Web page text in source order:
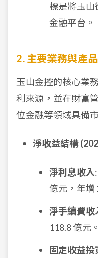
標是將玉
金融平台。
2. 主要業務與產
玉山金控的核心業
利來源，並在財富
位金融等領域具備
淨收益結構
淨利息收入
億元，年增
淨手續費收
118.8 億元。
固定收益